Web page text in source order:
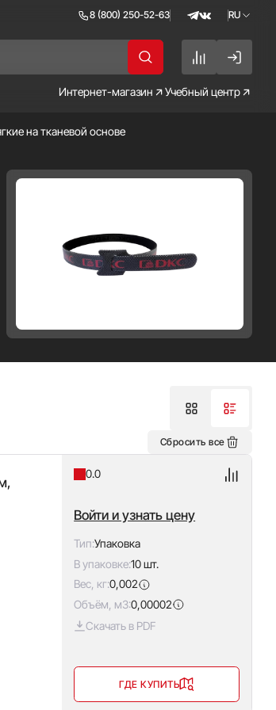
8 (800) 250-52-63 RU
RU
EN
Интернет-магазин Учебный центр
на тканевой основе
Сбросить все
0.0
Войти и узнать цену
Тип:Упаковка
В упаковке:10 шт.
Вес, кг:0,002
Объём, м3:0,00002
Скачать в PDF
ГДЕ КУПИТЬ